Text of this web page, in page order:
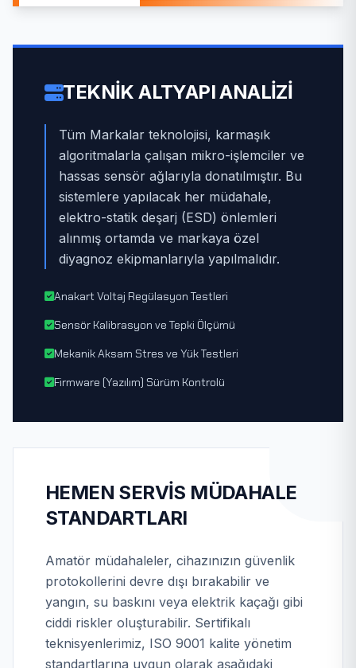
TEKNIK ALTYAPI ANALIZI
Tüm Markalar teknolojisi, karmaşık
algoritmalarla çalışan mikro-işlemciler ve
hassas sensör ağlarıyla donatılmıştır. Bu
sistemlere yapılacak her müdahale,
elektro-statik deşarj (ESD) önlemleri
alınmış ortamda ve markaya özel
diyagnoz ekipmanlarıyla yapılmalıdır.
Anakart Voltaj Regülasyon Testleri
Sensör Kalibrasyon ve Tepki Ölçümü
Mekanik Aksam Stres ve Yük Testleri
Firmware (Yazılım) Sürüm Kontrolü
HEMEN SERVIS MÜDAHALE
STANDARTLARI
Amatör müdahaleler, cihazınızın güvenlik
protokollerini devre dışı bırakabilir ve
yangın, su baskını veya elektrik kaçağı gibi
ciddi riskler oluşturabilir. Sertifikalı
teknisyenlerimiz, ISO 9001 kalite yönetim
standartlarına uygun olarak aşağıdaki